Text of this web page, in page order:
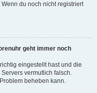
du noch nicht registriert
geht immer noch
eingestellt hast und die
vermutlich falsch.
beheben kann.